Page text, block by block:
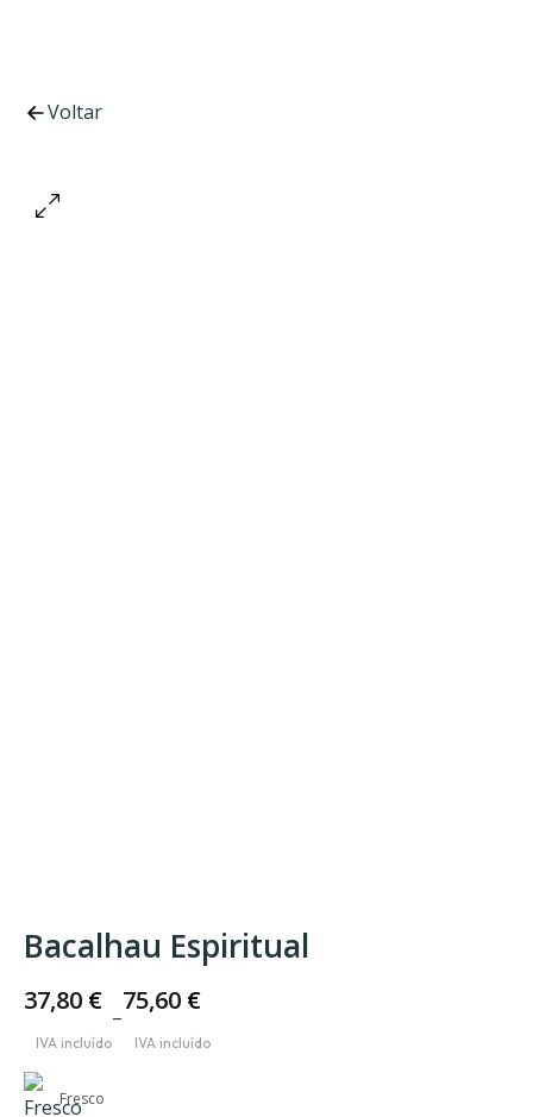
Voltar
Bacalhau Espiritual
37,80 €
–
75,60 €
Price
range:
37,80 €
Fresco